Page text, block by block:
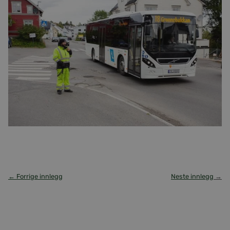
← Forrige innlegg Neste innlegg →